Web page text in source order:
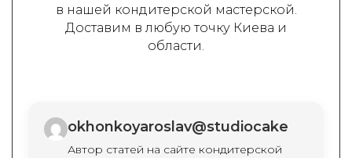
в нашей кондитерской мастерской.
Доставим в любую точку Киева и
области.
okhonkoyaroslav@studiocake
Автор статей на сайте кондитерской